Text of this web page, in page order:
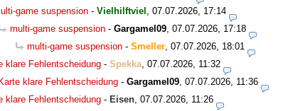
game suspension - Vielhilftviel , 07.07.2026, 17:14
multi-game suspension - Gargamel09, 07.07.2026, 17:18
multi-game suspension - Smeller, 07.07.2026, 18:01
klare Fehlentscheidung - Spekka, 07.07.2026, 11:32
klare Fehlentscheidung - Gargamel09, 07.07.2026, 11:36
klare Fehlentscheidung - Eisen, 07.07.2026, 11:26